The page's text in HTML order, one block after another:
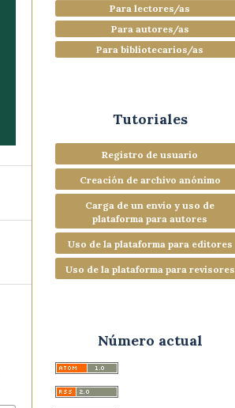
Para lectores/as
Para autores/as
Para bibliotecarios/as
Tutoriales
Registro de usuario
Creación de archivo anónimo
Carga de un envío y uso de
plataforma para autores
Uso de la plataforma para editores
Uso de la plataforma para revisores
Número actual